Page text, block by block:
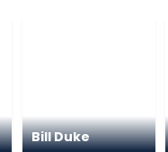
Bill Duke